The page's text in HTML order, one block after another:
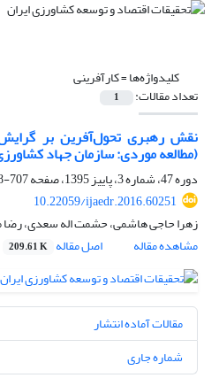
کلیدواژه‌ها =کار‌آفرینی
تعداد مقالات: 1
نقش رهبری تحول‌آفرین بر گرایش
(مطالعه موردی: سازمان جهاد
دوره 47، شماره 3، پاییز 1395، صفحه
707-718
10.22059/ijaedr.2016.60251
زهرا حاجی هاشمی، حشمت اله سعدی،
مشاهده مقاله
اصل مقاله 209.61 K
مقالات آماده انتشار
شماره جاری